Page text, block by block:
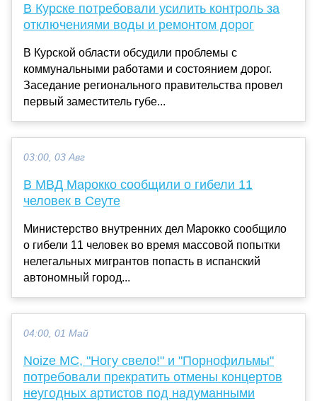
В Курске потребовали усилить контроль за
отключениями воды и ремонтом дорог
В Курской области обсудили проблемы с
коммунальными работами и состоянием дорог.
Заседание регионального правительства провел
первый заместитель губе...
03:00, 03 Авг
В МВД Марокко сообщили о гибели 11
человек в Сеуте
Министерство внутренних дел Марокко сообщило
о гибели 11 человек во время массовой попытки
нелегальных мигрантов попасть в испанский
автономный город...
04:00, 01 Май
Noize MC, "Ногу свело!" и "Порнофильмы"
потребовали прекратить отмены концертов
неугодных артистов под надуманными